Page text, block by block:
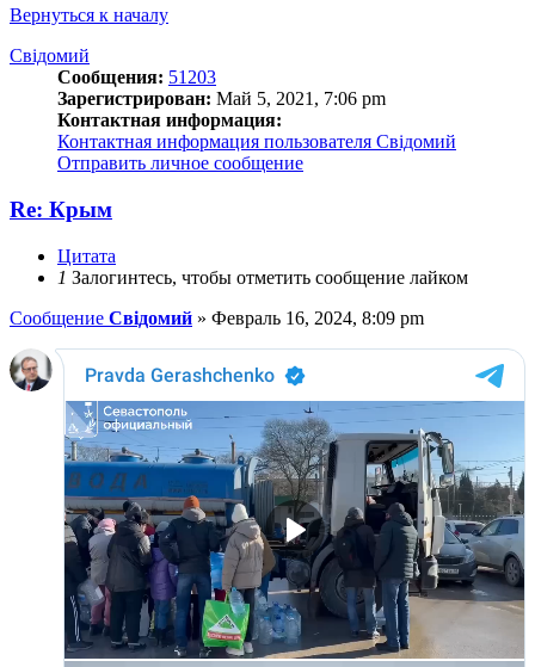
Вернуться к началу
Свідомий
Сообщения: 51203
Зарегистрирован: Май 5, 2021, 7:06 pm
Контактная информация:
Контактная информация пользователя Свідомий
Отправить личное сообщение
Re: Крым
Цитата
1 Залогинтесь, чтобы отметить сообщение лайком
Сообщение Свідомий » Февраль 16, 2024, 8:09 pm